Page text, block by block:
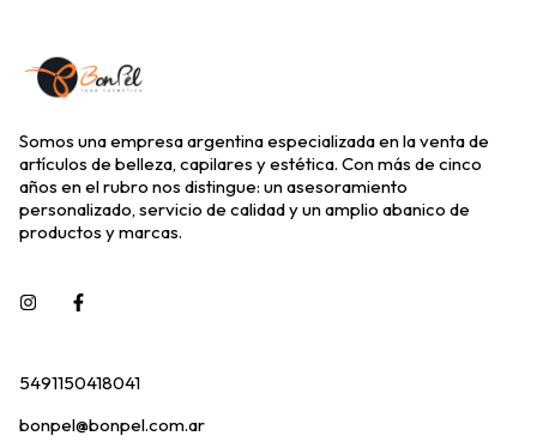
Somos una empresa argentina especializada en la venta de
artículos de belleza, capilares y estética. Con más de cinco
años en el rubro nos distingue: un asesoramiento
personalizado, servicio de calidad y un amplio abanico de
productos y marcas.
5491150418041
bonpel@bonpel.com.ar